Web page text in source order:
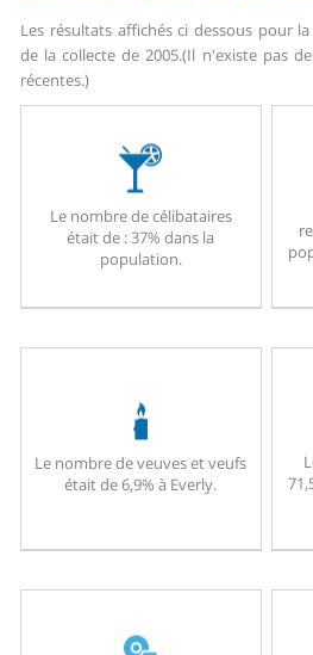
Les résultats affichés ci dessous pour
de la collecte de 2005.(Il n'existe pas
récentes.)
Le nombre de célibataires
était de : 37% dans la
population.
Le nombre de veuves et veufs
était de 6,9% à Everly.